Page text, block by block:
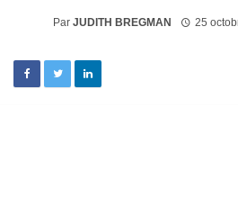
Par JUDITH BREGMAN 25